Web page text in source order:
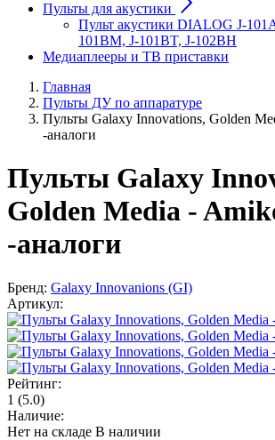
Пульты для акустики
Пульт акустики DIALOG J-
101BM, J-101BT, J-102BH
Медиаплееры и ТВ приставки
Главная
Пульты ДУ по аппаратуре
Пульты Galaxy Innovations, Golden
-аналоги
Пульты Galaxy
Golden Media -
-аналоги
Бренд: Galaxy Innovanions (GI)
Артикул:
Рейтинг:
1 (5.0)
Наличие:
Нет на складе В наличии